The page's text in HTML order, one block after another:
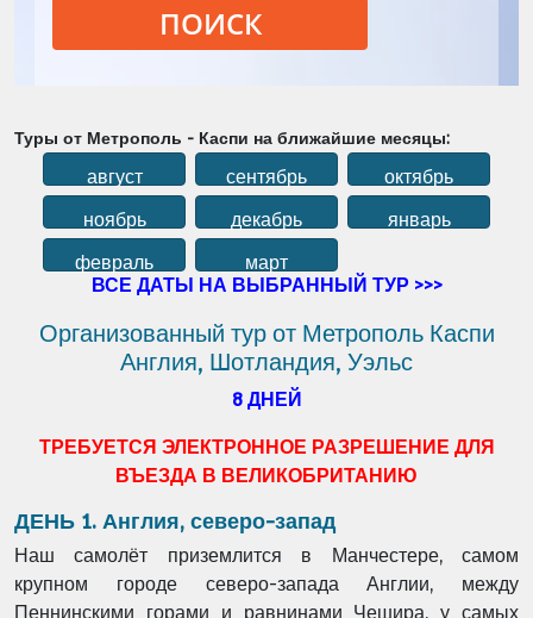
ПОИСК
Туры от Метрополь - Каспи на ближайшие месяцы:
август сентябрь
октябрь
ноябрь
декабрь
январь
февраль
март
ВСЕ ДАТЫ НА ВЫБРАННЫЙ ТУР >>>
Организованный тур от Метрополь Каспи
Англия, Шотландия, Уэльс
8 ДНЕЙ
ТРЕБУЕТСЯ ЭЛЕКТРОННОЕ РАЗРЕШЕНИЕ ДЛЯ
ВЪЕЗДА В ВЕЛИКОБРИТАНИЮ
ДЕНЬ 1. Англия, северо-запад
Наш самолёт приземлится в Манчестере, самом
крупном городе северо-запада Англии, между
Пеннинскими горами и равнинами Чешира, у самых